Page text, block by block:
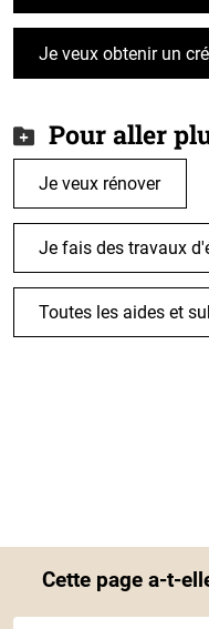
Je veux obtenir un
Pour aller
Je veux rénover
Je fais des travaux
Toutes les aides et
Cette page a-t-